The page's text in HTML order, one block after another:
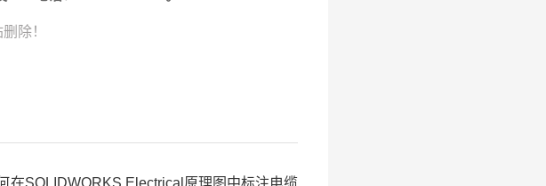
除！
在SOLIDWORKS Electrical原理图中标注电缆